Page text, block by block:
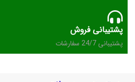
پشتیبانی فروش
پشتیبانی 24/7 سفارشات